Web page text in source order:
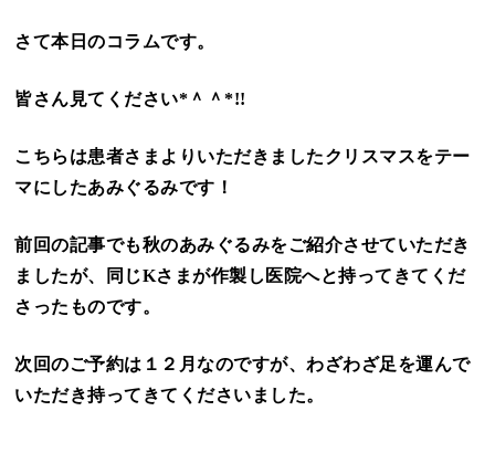
さて本日のコラムです。
皆さん見てください*＾＾*!!
こちらは患者さまよりいただきましたクリスマスをテー
マにしたあみぐるみです！
前回の記事でも秋のあみぐるみをご紹介させていただき
ましたが、同じKさまが作製し医院へと持ってきてくだ
さったものです。
次回のご予約は１２月なのですが、わざわざ足を運んで
いただき持ってきてくださいました。